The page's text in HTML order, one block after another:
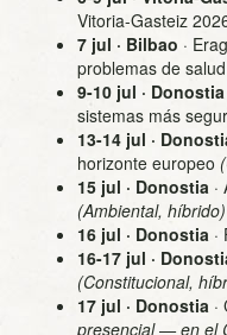
Vitoria-Gasteiz
7 jul · Bilbao ·
problemas de
9-10 jul · Donostia
sistemas más
13-14 jul ·
horizonte europeo
15 jul · Donostia ·
(Ambiental, híbrido)
16 jul · Donostia ·
16-17 jul ·
(Constitucional,
17 jul · Donostia ·
presencial — en el